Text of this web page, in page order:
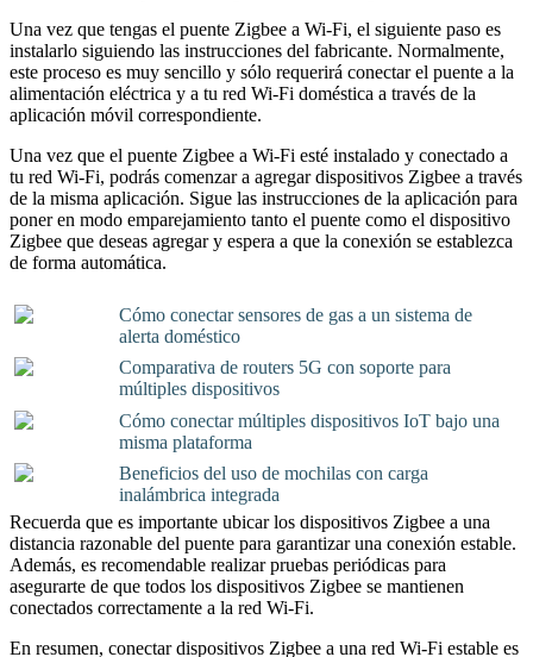
Una vez que tengas el puente Zigbee a Wi-Fi, el siguiente paso es
instalarlo siguiendo las instrucciones del fabricante. Normalmente,
este proceso es muy sencillo y sólo requerirá conectar el puente a la
alimentación eléctrica y a tu red Wi-Fi doméstica a través de la
aplicación móvil correspondiente.
Una vez que el puente Zigbee a Wi-Fi esté instalado y conectado a
tu red Wi-Fi, podrás comenzar a agregar dispositivos Zigbee a través
de la misma aplicación. Sigue las instrucciones de la aplicación para
poner en modo emparejamiento tanto el puente como el dispositivo
Zigbee que deseas agregar y espera a que la conexión se establezca
de forma automática.
Cómo conectar sensores de gas a un sistema de
alerta doméstico
Comparativa de routers 5G con soporte para
múltiples dispositivos
Cómo conectar múltiples dispositivos IoT bajo una
misma plataforma
Beneficios del uso de mochilas con carga
inalámbrica integrada
Recuerda que es importante ubicar los dispositivos Zigbee a una
distancia razonable del puente para garantizar una conexión estable.
Además, es recomendable realizar pruebas periódicas para
asegurarte de que todos los dispositivos Zigbee se mantienen
conectados correctamente a la red Wi-Fi.
En resumen, conectar dispositivos Zigbee a una red Wi-Fi estable es